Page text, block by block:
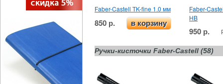
Faber-Castell TK-fine 1.0 мм
850 р. в корзину
Faber-
HB
950 р.
Ручки-кисточки Faber-Castell (58)